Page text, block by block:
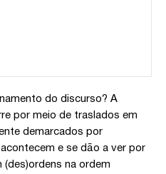
do discurso? A
por meio de traslados em
demarcados por
e se dão a ver por
(des)ordens na ordem